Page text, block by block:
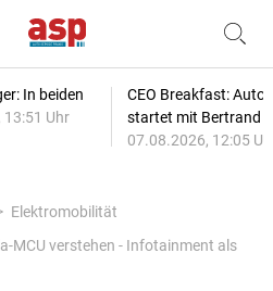
In beiden
Uhr
CEO Breakfast:
startet mit Bertrand
07.08.2026, 12:05
Elektromobilität
MCU verstehen - Infotainment als